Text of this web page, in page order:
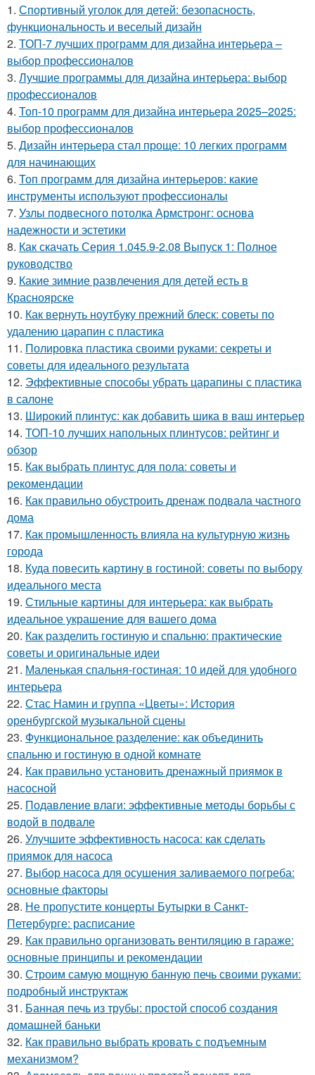
1. Спортивный уголок для детей: безопасность,
функциональность и веселый дизайн
2. ТОП-7 лучших программ для дизайна интерьера –
выбор профессионалов
3. Лучшие программы для дизайна интерьера: выбор
профессионалов
4. Топ-10 программ для дизайна интерьера 2025–2025:
выбор профессионалов
5. Дизайн интерьера стал проще: 10 легких программ
для начинающих
6. Топ программ для дизайна интерьеров: какие
инструменты используют профессионалы
7. Узлы подвесного потолка Армстронг: основа
надежности и эстетики
8. Как скачать Серия 1.045.9-2.08 Выпуск 1: Полное
руководство
9. Какие зимние развлечения для детей есть в
Красноярске
10. Как вернуть ноутбуку прежний блеск: советы по
удалению царапин с пластика
11. Полировка пластика своими руками: секреты и
советы для идеального результата
12. Эффективные способы убрать царапины с пластика
в салоне
13. Широкий плинтус: как добавить шика в ваш интерьер
14. ТОП-10 лучших напольных плинтусов: рейтинг и
обзор
15. Как выбрать плинтус для пола: советы и
рекомендации
16. Как правильно обустроить дренаж подвала частного
дома
17. Как промышленность влияла на культурную жизнь
города
18. Куда повесить картину в гостиной: советы по выбору
идеального места
19. Стильные картины для интерьера: как выбрать
идеальное украшение для вашего дома
20. Как разделить гостиную и спальню: практические
советы и оригинальные идеи
21. Маленькая спальня-гостиная: 10 идей для удобного
интерьера
22. Стас Намин и группа «Цветы»: История
оренбургской музыкальной сцены
23. Функциональное разделение: как объединить
спальню и гостиную в одной комнате
24. Как правильно установить дренажный приямок в
насосной
25. Подавление влаги: эффективные методы борьбы с
водой в подвале
26. Улучшите эффективность насоса: как сделать
приямок для насоса
27. Выбор насоса для осушения заливаемого погреба:
основные факторы
28. Не пропустите концерты Бутырки в Санкт-
Петербурге: расписание
29. Как правильно организовать вентиляцию в гараже:
основные принципы и рекомендации
30. Строим самую мощную банную печь своими руками:
подробный инструктаж
31. Банная печь из трубы: простой способ создания
домашней баньки
32. Как правильно выбрать кровать с подъемным
механизмом?